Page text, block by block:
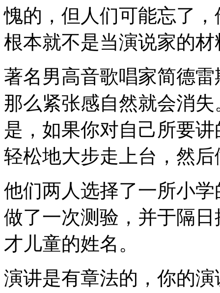
愧的，但人们可能忘了
根本就不是当演说家的材
著名男高音歌唱家简德
那么紧张感自然就会消
是，如果你对自己所要
轻松地大步走上台，然
他们两人选择了一所小
做了一次测验，并于隔
才儿童的姓名。
演讲是有章法的，你的